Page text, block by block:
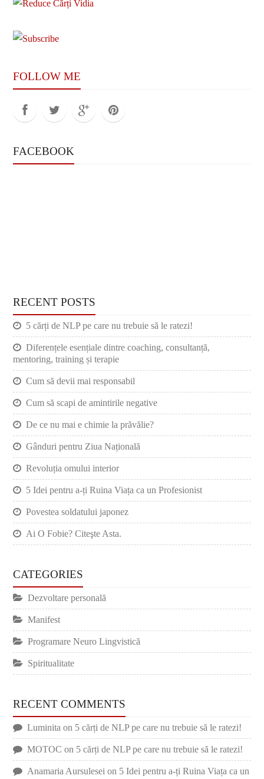
FOLLOW ME
FACEBOOK
RECENT POSTS
5 cărți de NLP pe care nu trebuie să le ratezi!
Diferențele esențiale dintre coaching, consultanță,
mentoring, training și terapie
Cum să devii mai responsabil
Cum să scapi de amintirile negative
De ce nu mai e chimie la prăvălie?
Gânduri pentru Ziua Națională
Revoluția omului interior
5 Idei pentru a-ți Ruina Viața ca un Profesionist
Povestea soldatului japonez
Ai O Fobie? Citeşte Asta.
CATEGORIES
Dezvoltare personală
Manifest
Programare Neuro Lingvistică
Spiritualitate
RECENT COMMENTS
Luminita on 5 cărți de NLP pe care nu trebuie să le ratezi!
MOTOC on 5 cărți de NLP pe care nu trebuie să le ratezi!
Anamaria Aursulesei on 5 Idei pentru a-ți Ruina Viața ca un